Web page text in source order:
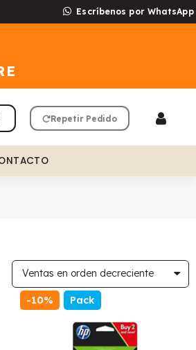
Escríbenos por WhatsApp
Repetir Pedido
-10% Pack